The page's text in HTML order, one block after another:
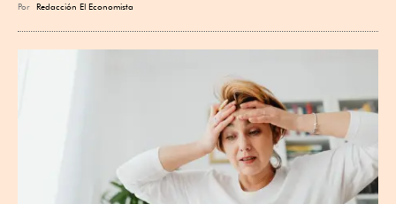
Por Redacción El Economista